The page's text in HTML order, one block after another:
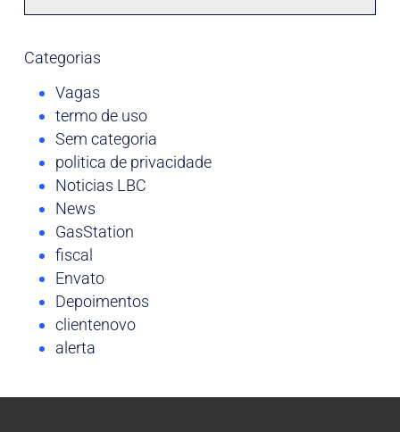
Categorias
Vagas
termo de uso
Sem categoria
politica de privacidade
Noticias LBC
News
GasStation
fiscal
Envato
Depoimentos
clientenovo
alerta